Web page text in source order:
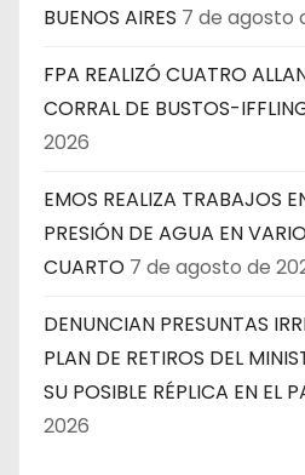
BUENOS AIRES 7 de agosto
FPA REALIZÓ CUATRO
CORRAL DE BUSTOS-
2026
EMOS REALIZA TRABAJOS
PRESIÓN DE AGUA EN
CUARTO 7 de agosto de
DENUNCIAN PRESUNTAS
PLAN DE RETIROS DEL
SU POSIBLE RÉPLICA EN EL
2026